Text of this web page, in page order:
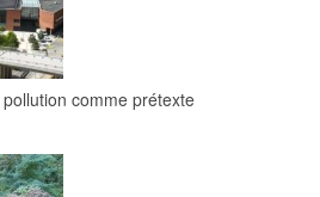
comme prétexte